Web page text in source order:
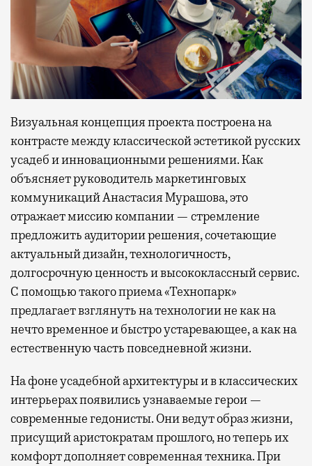
Визуальная концепция проекта построена на
контрасте между классической эстетикой русских
усадеб и инновационными решениями. Как
объясняет руководитель маркетинговых
коммуникаций Анастасия Мурашова, это
отражает миссию компании — стремление
предложить аудитории решения, сочетающие
актуальный дизайн, технологичность,
долгосрочную ценность и высококлассный сервис.
С помощью такого приема «Технопарк»
предлагает взглянуть на технологии не как на
нечто временное и быстро устаревающее, а как на
естественную часть повседневной жизни.
На фоне усадебной архитектуры и в классических
интерьерах появились узнаваемые герои —
современные гедонисты. Они ведут образ жизни,
присущий аристократам прошлого, но теперь их
комфорт дополняет современная техника. При